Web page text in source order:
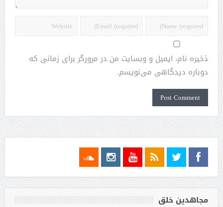
ذخیره نام، ایمیل و وبسایت من در مرورگر برای زمانی که
دوباره دیدگاهی می‌نویسم.
مجاهدین خلق